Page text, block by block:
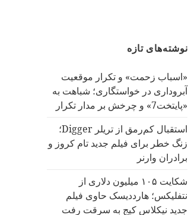
ب
ا
ی
:
نوشته‌های تازه
«اسباب زحمت» و تکرار موقعیت
آبروداری در خواستگاری؛ شباهت به
«پایتخت7» و چرخش بر مدار تکرار
استقبال کم‌رمق از تریلر Digger؛
زنگ خطر برای فیلم جدید تام کروز و
برادران وارنر
شکایت ۱۰۵ میلیون دلاری از
نتفلیکس؛ هارددیسک حاوی فیلم
جدید نیکلاس کیج به سرقت رفت